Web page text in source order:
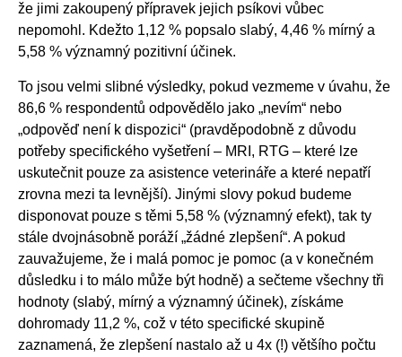
že jimi zakoupený přípravek jejich psíkovi vůbec
nepomohl. Kdežto 1,12 % popsalo slabý, 4,46 % mírný a
5,58 % významný pozitivní účinek.
To jsou velmi slibné výsledky, pokud vezmeme v úvahu, že
86,6 % respondentů odpovědělo jako „nevím“ nebo
„odpověď není k dispozici“ (pravděpodobně z důvodu
potřeby specifického vyšetření – MRI, RTG – které lze
uskutečnit pouze za asistence veterináře a které nepatří
zrovna mezi ta levnější). Jinými slovy pokud budeme
disponovat pouze s těmi 5,58 % (významný efekt), tak ty
stále dvojnásobně poráží „žádné zlepšení“. A pokud
zauvažujeme, že i malá pomoc je pomoc (a v konečném
důsledku i to málo může být hodně) a sečteme všechny tři
hodnoty (slabý, mírný a významný účinek), získáme
dohromady 11,2 %, což v této specifické skupině
zaznamená, že zlepšení nastalo až u 4x (!) většího počtu